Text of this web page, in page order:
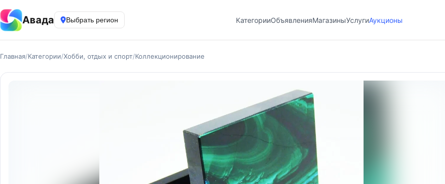
Авада Выбрать регион КатегорииОбъявленияМагазиныУслугиАукционы
Главная/Категории/Хобби, отдых и спорт/Коллекционирование